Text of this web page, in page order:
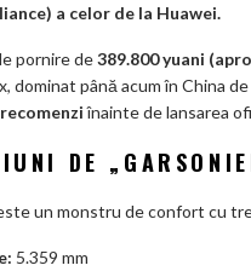
a celor de la Huawei.
pornire de389.800 yuani
dominat până acum în China
înainte de lansarea
DE
un monstru de confort cu
5.359 mm